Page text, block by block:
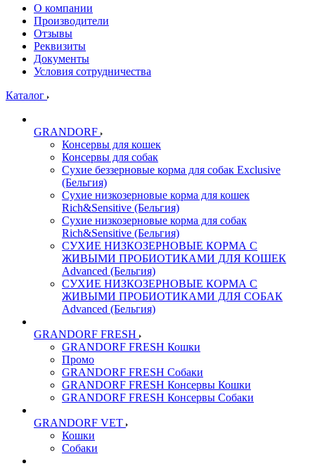
О компании
Производители
Отзывы
Реквизиты
Документы
Условия сотрудничества
Каталог
GRANDORF
Консервы для кошек
Консервы для собак
Сухие беззерновые корма для собак Exclusive
(Бельгия)
Сухие низкозерновые корма для кошек
Rich&Sensitive (Бельгия)
Сухие низкозерновые корма для собак
Rich&Sensitive (Бельгия)
СУХИЕ НИЗКОЗЕРНОВЫЕ КОРМА С
ЖИВЫМИ ПРОБИОТИКАМИ ДЛЯ КОШЕК
Advanced (Бельгия)
СУХИЕ НИЗКОЗЕРНОВЫЕ КОРМА С
ЖИВЫМИ ПРОБИОТИКАМИ ДЛЯ СОБАК
Advanced (Бельгия)
GRANDORF FRESH
GRANDORF FRESH Кошки
Промо
GRANDORF FRESH Собаки
GRANDORF FRESH Консервы Кошки
GRANDORF FRESH Консервы Собаки
GRANDORF VET
Кошки
Собаки